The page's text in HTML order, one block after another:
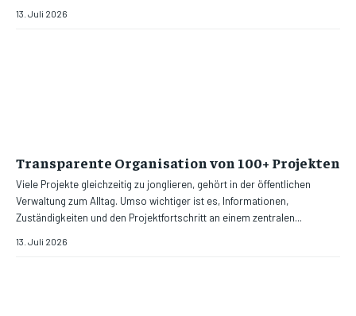
13. Juli 2026
Transparente Organisation von 100+ Projekten
Viele Projekte gleichzeitig zu jonglieren, gehört in der öffentlichen
Verwaltung zum Alltag. Umso wichtiger ist es, Informationen,
Zuständigkeiten und den Projektfortschritt an einem zentralen...
13. Juli 2026